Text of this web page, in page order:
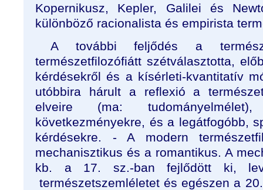
Kopernikusz, Kepler, Galilei és
különböző racionalista és empirista
A további feljődés a
természetfilozófiátt szétválasztotta,
kérdésekről és a kísérleti-kvantitatív
utóbbira hárult a reflexió a
elveire (ma:
következményekre, és a legátfogóbb,
kérdésekre. - A modern
mechanisztikus és a romantikus. A
kb. a 17. sz.-ban fejlődött ki,
természetszemléletet és egészen a